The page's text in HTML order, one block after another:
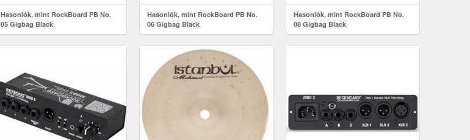
Hasonlók, mint RockBoard PB No.
05 Gigbag Black
Hasonlók, mint RockBoard PB No.
06 Gigbag Black
Hasonlók, mint RockBoard PB No.
08 Gigbag Black